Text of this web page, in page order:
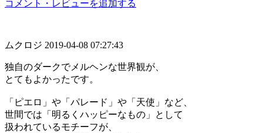
コメント・レビューを追加する
ムクロジ 2019-04-08 07:27:43
独自のダークでメルヘンな世界観が、
とてもよかったです。
「ピエロ」や「パレード」や「天使」など、
世間では「明るくハッピーなもの」として
扱われているモチーフが、